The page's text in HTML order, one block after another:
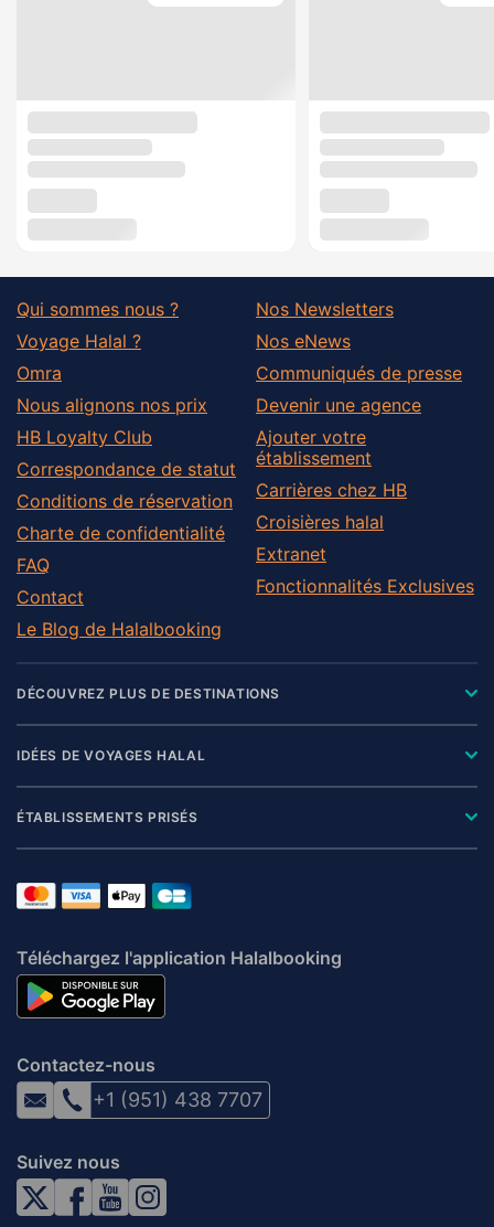
Qui sommes nous ?
Voyage Halal ?
Omra
Nous alignons nos prix
HB Loyalty Club
Correspondance de statut
Conditions de réservation
Charte de confidentialité
FAQ
Contact
Le Blog de Halalbooking
Nos Newsletters
Nos eNews
Communiqués de presse
Devenir une agence
Ajouter votre
établissement
Carrières chez HB
Croisières halal
Extranet
Fonctionnalités Exclusives
DÉCOUVREZ PLUS DE DESTINATIONS
IDÉES DE VOYAGES HALAL
ÉTABLISSEMENTS PRISÉS
Téléchargez l'application Halalbooking
Contactez-nous
+1 (951) 438 7707
Suivez nous